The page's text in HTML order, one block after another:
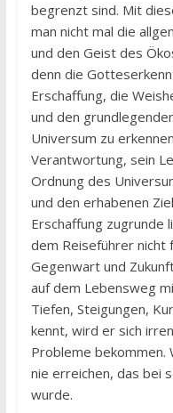
begrenzt sind. Mit
man nicht mal die
und den Geist des
denn die
Erschaffung, die
und den
Universum zu
Verantwortung, sein
Ordnung des
und den erhabenen
Erschaffung zugrunde
dem Reiseführer nicht
Gegenwart und
auf dem Lebensweg
Tiefen, Steigungen,
kennt, wird er sich
Probleme bekommen.
nie erreichen, das bei
wurde.